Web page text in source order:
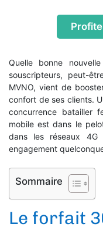
Quelle bonne
souscripteurs, peut-
MVNO, vient de
confort de ses clients.
concurrence batailler
mobile est dans le
dans les réseaux
engagement
Sommaire
Le forfait